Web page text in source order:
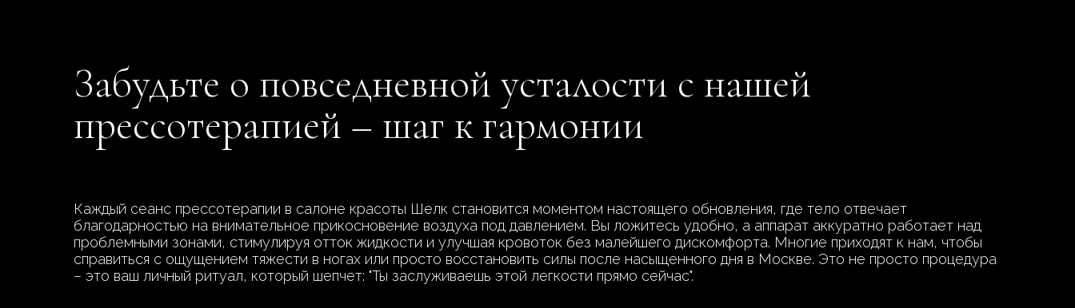
Забудьте о повседневной усталости с нашей
прессотерапией – шаг к гармонии
Каждый сеанс прессотерапии в салоне красоты Шелк становится моментом настоящего обновления, где тело отвечает
благодарностью на внимательное прикосновение воздуха под давлением. Вы ложитесь удобно, а аппарат аккуратно работает над
проблемными зонами, стимулируя отток жидкости и улучшая кровоток без малейшего дискомфорта. Многие приходят к нам, чтобы
справиться с ощущением тяжести в ногах или просто восстановить силы после насыщенного дня в Москве. Это не просто процедура
– это ваш личный ритуал, который шепчет: "Ты заслуживаешь этой легкости прямо сейчас".